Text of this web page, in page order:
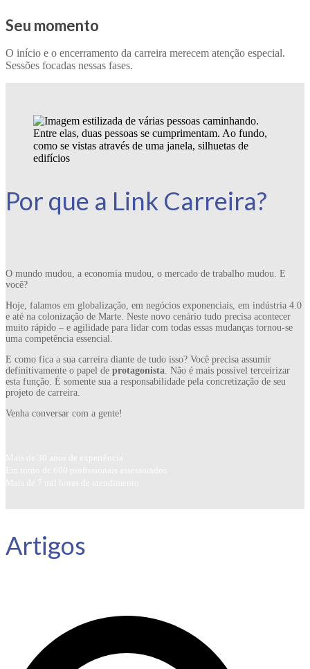
Seu momento
O início e o encerramento da carreira merecem atenção especial.
Sessões focadas nessas fases.
Por que a Link Carreira?
O mundo mudou, a economia mudou, o mercado de trabalho mudou. E
você?
Hoje, falamos em globalização, em negócios exponenciais, em indústria 4.0
e até na colonização de Marte. Neste novo cenário tudo precisa acontecer
muito rápido – e agilidade para lidar com todas essas mudanças tornou-se
uma competência essencial.
E como fica a sua carreira diante de tudo isso? Você precisa assumir
definitivamente o papel de protagonista. Não é mais possível terceirizar
esta função. É somente sua a responsabilidade pela concretização de seu
projeto de carreira.
Venha conversar com a gente!
Artigos